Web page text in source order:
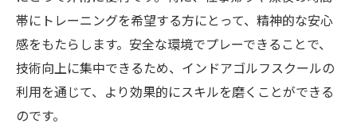
帯にトレーニングを希望する方にとって、精神的な安心
感をもたらします。安全な環境でプレーできることで、
技術向上に集中できるため、インドアゴルフスクールの
利用を通じて、より効果的にスキルを磨くことができる
のです。